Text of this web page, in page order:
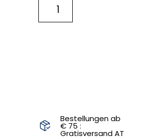
Bestellungen ab
€ 75 :
Gratisversand AT